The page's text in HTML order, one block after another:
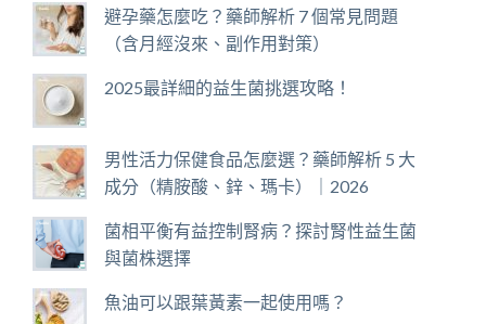
避孕藥怎麼吃？藥師解析 7 個常見問題
（含月經沒來、副作用對策）
2025最詳細的益生菌挑選攻略！
男性活力保健食品怎麼選？藥師解析 5 大
成分（精胺酸、鋅、瑪卡）｜2026
菌相平衡有益控制腎病？探討腎性益生菌
與菌株選擇
魚油可以跟葉黃素一起使用嗎？